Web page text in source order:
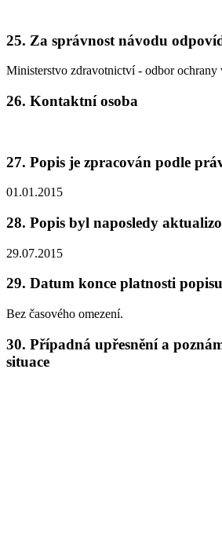
25. Za správnost návodu
Ministerstvo zdravotnictví - odbor ochrany
26. Kontaktní osoba
27. Popis je zpracován podle
01.01.2015
28. Popis byl naposledy
29.07.2015
29. Datum konce platnosti popisu
Bez časového omezení.
30. Případná upřesnění a
situace